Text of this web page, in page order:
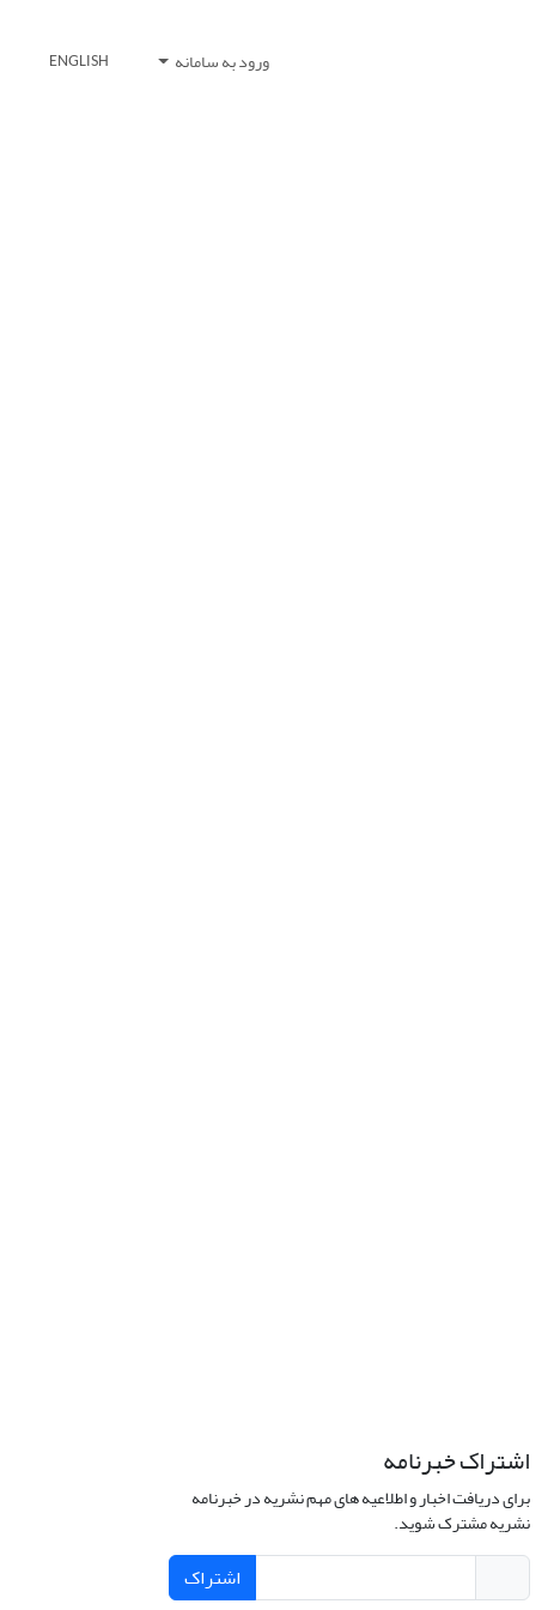
ورود به سامانه ENGLISH
اشتراک خبرنامه
برای دریافت اخبار و اطلاعیه های مهم نشریه در خبرنامه
نشریه مشترک شوید.
اشتراک